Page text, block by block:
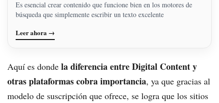
Es esencial crear contenido que funcione bien en los motores de
búsqueda que simplemente escribir un texto excelente
Leer ahora →
Aquí es donde la diferencia entre Digital Content y
otras plataformas cobra importancia, ya que gracias al
modelo de suscripción que ofrece, se logra que los sitios